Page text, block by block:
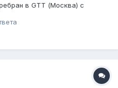
в GTT (Москва) с
ребилда были
клапанов PAC 1218